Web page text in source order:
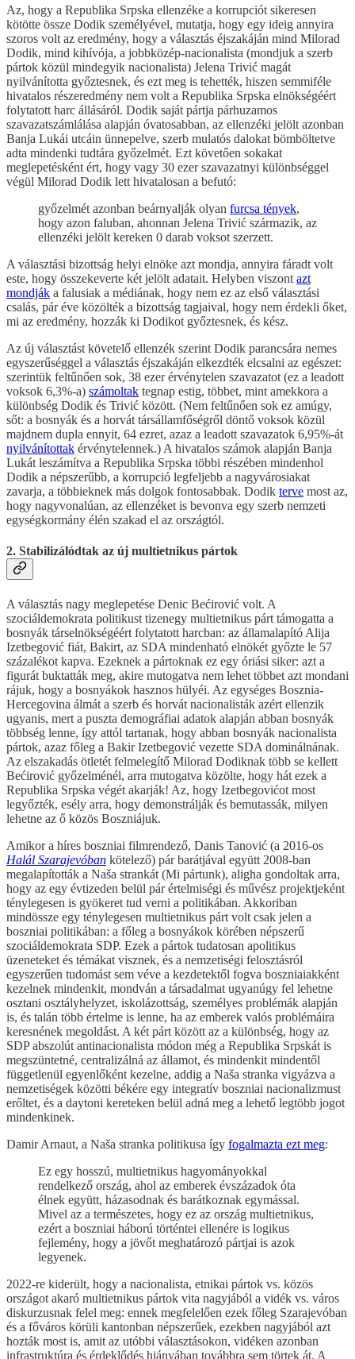
Az, hogy a Republika Srpska ellenzéke a korrupciót sikeresen
kötötte össze Dodik személyével, mutatja, hogy egy ideig annyira
szoros volt az eredmény, hogy a választás éjszakáján mind Milorad
Dodik, mind kihívója, a jobbközép-nacionalista (mondjuk a szerb
pártok közül mindegyik nacionalista) Jelena Trivić magát
nyilvánította győztesnek, és ezt meg is tehették, hiszen semmiféle
hivatalos részeredmény nem volt a Republika Srpska elnökségéért
folytatott harc állásáról. Dodik saját pártja párhuzamos
szavazatszámlálása alapján óvatosabban, az ellenzéki jelölt azonban
Banja Lukái utcáin ünnepelve, szerb mulatós dalokat bömböltetve
adta mindenki tudtára győzelmét. Ezt követően sokakat
meglepetésként ért, hogy vagy 30 ezer szavazatnyi különbséggel
végül Milorad Dodik lett hivatalosan a befutó:
győzelmét azonban beárnyalják olyan furcsa tények,
hogy azon faluban, ahonnan Jelena Trivić származik, az
ellenzéki jelölt kereken 0 darab voksot szerzett.
A választási bizottság helyi elnöke azt mondja, annyira fáradt volt
este, hogy összekeverte két jelölt adatait. Helyben viszont azt
mondják a falusiak a médiának, hogy nem ez az első választási
csalás, pár éve közölték a bizottság tagjaival, hogy nem érdekli őket,
mi az eredmény, hozzák ki Dodikot győztesnek, és kész.
Az új választást követelő ellenzék szerint Dodik parancsára nemes
egyszerűséggel a választás éjszakáján elkezdték elcsalni az egészet:
szerintük feltűnően sok, 38 ezer érvénytelen szavazatot (ez a leadott
voksok 6,3%-a) számoltak tegnap estig, többet, mint amekkora a
különbség Dodik és Trivić között. (Nem feltűnően sok ez amúgy,
sőt: a bosnyák és a horvát társállamfőségről döntő voksok közül
majdnem dupla ennyit, 64 ezret, azaz a leadott szavazatok 6,95%-át
nyilvánítottak érvénytelennek.) A hivatalos számok alapján Banja
Lukát leszámítva a Republika Srpska többi részében mindenhol
Dodik a népszerűbb, a korrupció legfeljebb a nagyvárosiakat
zavarja, a többieknek más dolgok fontosabbak. Dodik terve most az,
hogy nagyvonalúan, az ellenzéket is bevonva egy szerb nemzeti
egységkormány élén szakad el az országtól.
2. Stabilizálódtak az új multietnikus pártok
A választás nagy meglepetése Denic Bećirović volt. A
szociáldemokrata politikust tizenegy multietnikus párt támogatta a
bosnyák társelnökségéért folytatott harcban: az államalapító Alija
Izetbegović fiát, Bakirt, az SDA mindenható elnökét győzte le 57
százalékot kapva. Ezeknek a pártoknak ez egy óriási siker: azt a
figurát buktatták meg, akire mutogatva nem lehet többet azt mondani
rájuk, hogy a bosnyákok hasznos hülyéi. Az egységes Bosznia-
Hercegovina álmát a szerb és horvát nacionalisták azért ellenzik
ugyanis, mert a puszta demográfiai adatok alapján abban bosnyák
többség lenne, így attól tartanak, hogy abban bosnyák nacionalista
pártok, azaz főleg a Bakir Izetbegović vezette SDA dominálnának.
Az elszakadás ötletét felmelegítő Milorad Dodiknak több se kellett
Bećirović győzelménél, arra mutogatva közölte, hogy hát ezek a
Republika Srpska végét akarják! Az, hogy Izetbegovićot most
legyőzték, esély arra, hogy demonstrálják és bemutassák, milyen
lehetne az ő közös Boszniájuk.
Amikor a híres boszniai filmrendező, Danis Tanović (a 2016-os
Halál Szarajevóban kötelező) pár barátjával együtt 2008-ban
megalapították a Naša strankát (Mi pártunk), aligha gondoltak arra,
hogy az egy évtizeden belül pár értelmiségi és művész projektjeként
ténylegesen is gyökeret tud verni a politikában. Akkoriban
mindössze egy ténylegesen multietnikus párt volt csak jelen a
boszniai politikában: a főleg a bosnyákok körében népszerű
szociáldemokrata SDP. Ezek a pártok tudatosan apolitikus
üzeneteket és témákat visznek, és a nemzetiségi felosztásról
egyszerűen tudomást sem véve a kezdetektől fogva boszniaiakként
kezelnek mindenkit, mondván a társadalmat ugyanúgy fel lehetne
osztani osztályhelyzet, iskolázottság, személyes problémák alapján
is, és talán több értelme is lenne, ha az emberek valós problémáira
keresnének megoldást. A két párt között az a különbség, hogy az
SDP abszolút antinacionalista módon még a Republika Srpskát is
megszüntetné, centralizálná az államot, és mindenkit mindentől
függetlenül egyenlőként kezelne, addig a Naša stranka vigyázva a
nemzetiségek közötti békére egy integratív boszniai nacionalizmust
erőltet, és a daytoni kereteken belül adná meg a lehető legtöbb jogot
mindenkinek.
Damir Arnaut, a Naša stranka politikusa így fogalmazta ezt meg:
Ez egy hosszú, multietnikus hagyományokkal
rendelkező ország, ahol az emberek évszázadok óta
élnek együtt, házasodnak és barátkoznak egymással.
Mivel az a természetes, hogy ez az ország multietnikus,
ezért a boszniai háború történtei ellenére is logikus
fejlemény, hogy a jövőt meghatározó pártjai is azok
legyenek.
2022-re kiderült, hogy a nacionalista, etnikai pártok vs. közös
országot akaró multietnikus pártok vita nagyjából a vidék vs. város
diskurzusnak felel meg: ennek megfelelően ezek főleg Szarajevóban
és a főváros körüli kantonban népszerűek, ezekben nagyjából azt
hozták most is, amit az utóbbi választásokon, vidéken azonban
infrastruktúra és érdeklődés hiányában továbbra sem törtek át. A